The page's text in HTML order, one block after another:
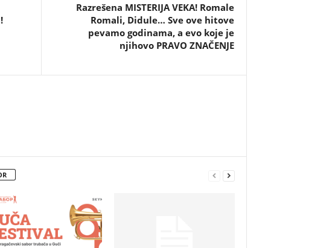
Razrešena MISTERIJA VEKA! Romale
Romali, Didule… Sve ove hitove
pevamo godinama, a evo koje je
njihovo PRAVO ZNAČENJE